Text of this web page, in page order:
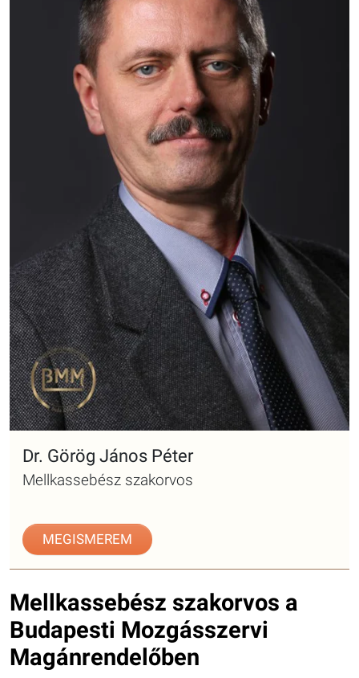
Dr. Görög János Péter
Mellkassebész szakorvos
MEGISMEREM
Mellkassebész szakorvos a
Budapesti Mozgásszervi
Magánrendelőben